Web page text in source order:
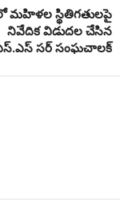
మహిళల స్థితిగతులపై
నివేదిక విడుదల చేసిన
సర్ సంఘచాలక్